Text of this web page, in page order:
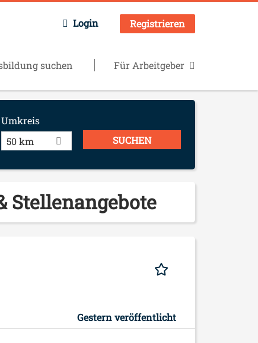
Login Registrieren
suchen Für Arbeitgeber
Umkreis
50 km
Stellenangebote
Gestern veröffentlicht